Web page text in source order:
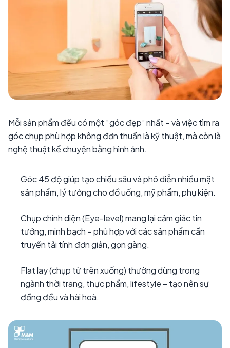
Mỗi sản phẩm đều có một “góc đẹp” nhất – và việc tìm ra
góc chụp phù hợp không đơn thuần là kỹ thuật, mà còn là
nghệ thuật kể chuyện bằng hình ảnh.
Góc 45 độ giúp tạo chiều sâu và phô diễn nhiều mặt
sản phẩm, lý tưởng cho đồ uống, mỹ phẩm, phụ kiện.
Chụp chính diện (Eye-level) mang lại cảm giác tin
tưởng, minh bạch – phù hợp với các sản phẩm cần
truyền tải tính đơn giản, gọn gàng.
Flat lay (chụp từ trên xuống) thường dùng trong
ngành thời trang, thực phẩm, lifestyle – tạo nên sự
đồng đều và hài hoà.